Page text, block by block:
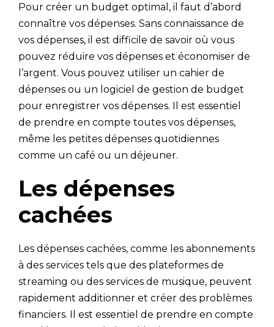
Pour créer un budget optimal, il faut d’abord
connaître vos dépenses. Sans connaissance de
vos dépenses, il est difficile de savoir où vous
pouvez réduire vos dépenses et économiser de
l’argent. Vous pouvez utiliser un cahier de
dépenses ou un logiciel de gestion de budget
pour enregistrer vos dépenses. Il est essentiel
de prendre en compte toutes vos dépenses,
même les petites dépenses quotidiennes
comme un café ou un déjeuner.
Les dépenses
cachées
Les dépenses cachées, comme les abonnements
à des services tels que des plateformes de
streaming ou des services de musique, peuvent
rapidement additionner et créer des problèmes
financiers. Il est essentiel de prendre en compte